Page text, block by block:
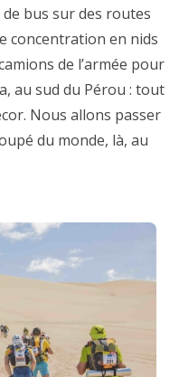
bus sur des routes
concentration en nids
de l’armée pour
au sud du Pérou : tout
Nous allons passer
du monde, là, au